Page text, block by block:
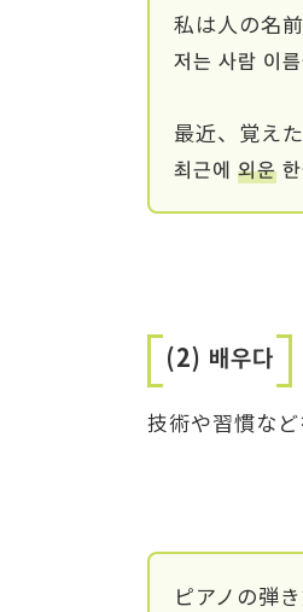
私は人の名
저는 사람 이
最近、覚え
최근에 외운
(2) 배우다
技術や習慣な
ピアノの弾